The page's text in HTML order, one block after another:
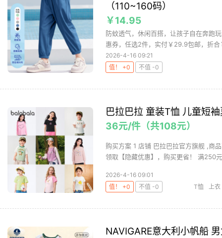
（110~160码）
￥14.95
防蚊透气，休闲百搭，让孩子自在奔跑
惠券，任选2件，实付￥29.9包邮，折
2026-4-16 09:21
值！ +0
不值 -0
巴拉巴拉 童装T恤 儿童短
36元/件（共108元）
购买方案 1 店铺 巴拉巴拉官方旗舰 ,商
领取【隐藏优惠】，购买更省！ 满250
2026-4-16 09:01
值！ +0
不值 -0 T恤 上衣
NAVIGARE意大利小帆船